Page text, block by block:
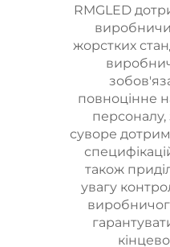
RMGLED
жорстких
повноцінне
суворе
також
увагу